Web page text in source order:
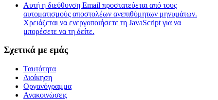
Αυτή η διεύθυνση Email προστατεύεται από τους
αυτοματισμούς αποστολέων ανεπιθύμητων μηνυμάτων.
Χρειάζεται να ενεργοποιήσετε τη JavaScript για να
μπορέσετε να τη δείτε.
Σχετικά με εμάς
Ταυτότητα
Διοίκηση
Οργανόγραμμα
Ανακοινώσεις